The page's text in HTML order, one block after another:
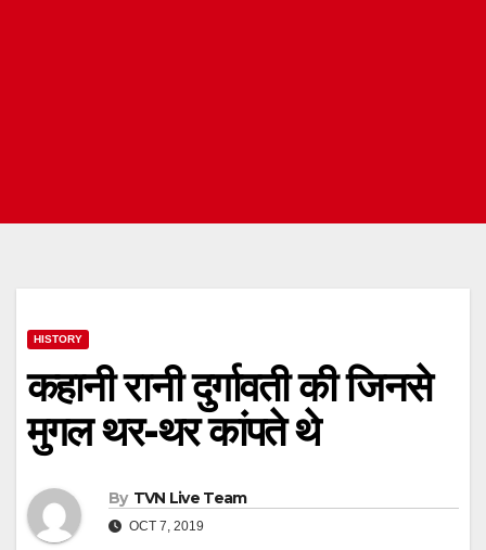
HISTORY
कहानी रानी दुर्गावती की जिनसे
मुगल थर-थर कांपते थे
By TVN Live Team
OCT 7, 2019